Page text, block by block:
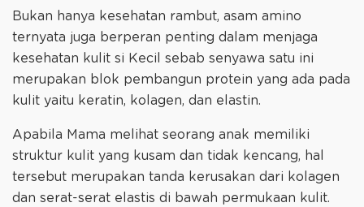
Bukan hanya kesehatan rambut, asam amino
ternyata juga berperan penting dalam menjaga
kesehatan kulit si Kecil sebab senyawa satu ini
merupakan blok pembangun protein yang ada pada
kulit yaitu keratin, kolagen, dan elastin.
Apabila Mama melihat seorang anak memiliki
struktur kulit yang kusam dan tidak kencang, hal
tersebut merupakan tanda kerusakan dari kolagen
dan serat-serat elastis di bawah permukaan kulit.